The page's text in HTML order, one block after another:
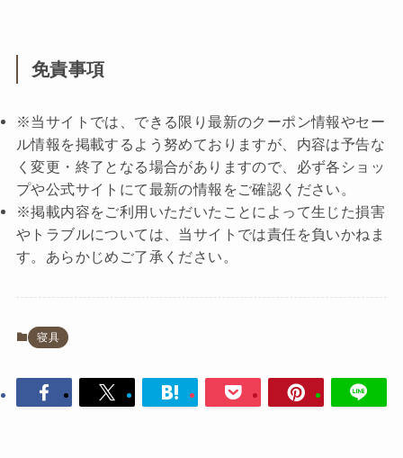
免責事項
※当サイトでは、できる限り最新のクーポン情報やセー
ル情報を掲載するよう努めておりますが、内容は予告な
く変更・終了となる場合がありますので、必ず各ショッ
プや公式サイトにて最新の情報をご確認ください。
※掲載内容をご利用いただいたことによって生じた損害
やトラブルについては、当サイトでは責任を負いかねま
す。あらかじめご了承ください。
寝具